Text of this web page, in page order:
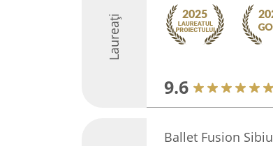
Laureați
9.6
Ballet Fusion Sibiu